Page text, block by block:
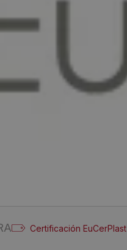
Certificación EuCerPlast